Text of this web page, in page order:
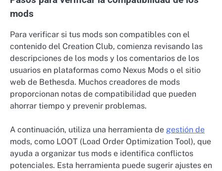
mods
Para verificar si tus mods son compatibles con el
contenido del Creation Club, comienza revisando las
descripciones de los mods y los comentarios de los
usuarios en plataformas como Nexus Mods o el sitio
web de Bethesda. Muchos creadores de mods
proporcionan notas de compatibilidad que pueden
ahorrar tiempo y prevenir problemas.
A continuación, utiliza una herramienta de gestión de
mods, como LOOT (Load Order Optimization Tool), que
ayuda a organizar tus mods e identifica conflictos
potenciales. Esta herramienta puede sugerir ajustes en